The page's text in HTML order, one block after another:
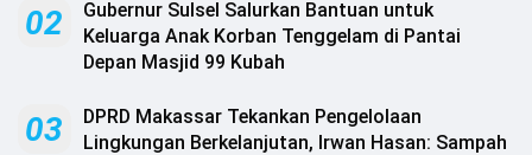
02
Gubernur Sulsel Salurkan Bantuan untuk
Keluarga Anak Korban Tenggelam di Pantai
Depan Masjid 99 Kubah
03
DPRD Makassar Tekankan Pengelolaan
Lingkungan Berkelanjutan, Irwan Hasan: Sampah